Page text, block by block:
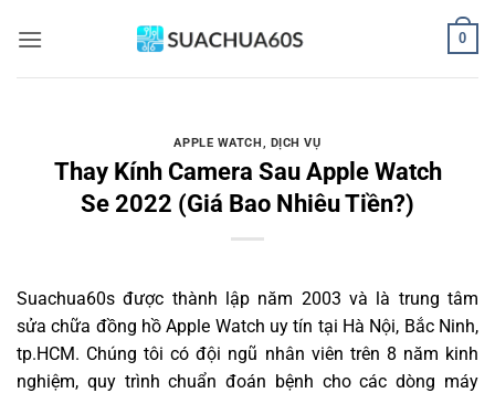
qua
0
APPLE WATCH, DỊCH VỤ
Thay Kính Camera Sau Apple Watch
Se 2022 (Giá Bao Nhiêu Tiền?)
Suachua60s được thành lập năm 2003 và là trung tâm
sửa chữa đồng hồ Apple Watch uy tín tại Hà Nội, Bắc Ninh,
tp.HCM. Chúng tôi có đội ngũ nhân viên trên 8 năm kinh
nghiệm, quy trình chuẩn đoán bệnh cho các dòng máy